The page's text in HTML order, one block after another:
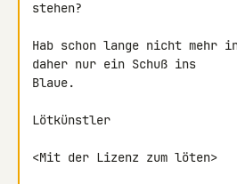
stehen?
Hab schon lange nicht mehr
daher nur ein Schuß ins
Blaue.
Lötkünstler
<Mit der Lizenz zum löten>